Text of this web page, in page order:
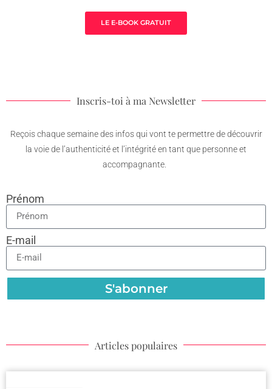
LE E-BOOK GRATUIT
Inscris-toi à ma Newsletter
Reçois chaque semaine des infos qui vont te permettre de découvrir
la voie de l’authenticité et l’intégrité en tant que personne et
accompagnante.
Prénom
E-mail
S'abonner
Articles populaires